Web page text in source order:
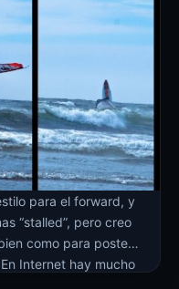
para el forward, y
“stalled”, pero creo
como para postear
Internet hay mucho